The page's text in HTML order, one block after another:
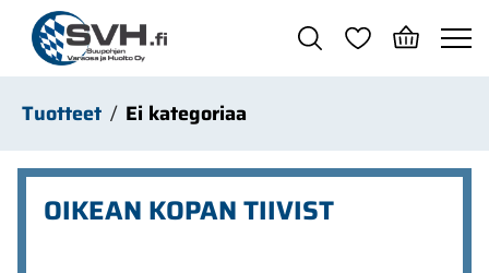
Siirry pääsisältöön
Tuotteet Ei kategoriaa
OIKEAN KOPAN TIIVIST